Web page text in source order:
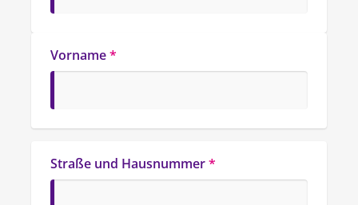
Vorname*
Straße und Hausnummer*